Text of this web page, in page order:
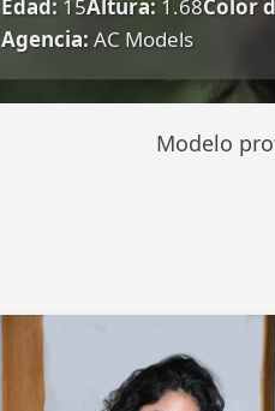
Edad: 15Altura: 1.68Color
Agencia: AC Models
Modelo